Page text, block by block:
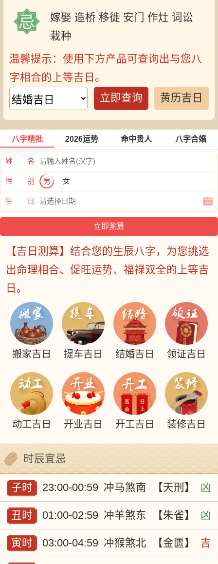
嫁娶 造桥 词讼
移徙 安门
作灶
栽种
温馨提示：使用下方产品可查询出与您八
字相合的上等吉日。
立即查询
黄历吉日
八字精批 2026运势 命中贵人 八字合婚
姓 名
性 别 男 女
生 日
【吉日测算】结合您的生辰八字，为您挑选
出命理相合、促旺运势、福禄双全的上等吉
日。
搬家吉日 提车吉日 结婚吉日 领证吉日
动工吉日 开业吉日 开工吉日 装修吉日
时辰宜忌
子时 23:00-00:59 冲马煞南 【天刑】 凶
丑时 01:00-02:59 冲羊煞东 【朱雀】 凶
寅时 03:00-04:59 冲猴煞北 【金匮】 吉